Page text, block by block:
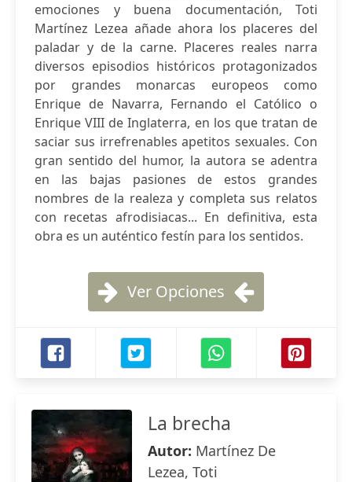
emociones y buena documentación, Toti
Martínez Lezea añade ahora los placeres del
paladar y de la carne. Placeres reales narra
diversos episodios históricos protagonizados
por grandes monarcas europeos como
Enrique de Navarra, Fernando el Católico o
Enrique VIII de Inglaterra, en los que tratan de
saciar sus irrefrenables apetitos sexuales. Con
gran sentido del humor, la autora se adentra
en las bajas pasiones de estos grandes
nombres de la realeza y completa sus relatos
con recetas afrodisiacas... En definitiva, esta
obra es un auténtico festín para los sentidos.
Ver Opciones
La brecha
Autor: Martínez De
Lezea, Toti